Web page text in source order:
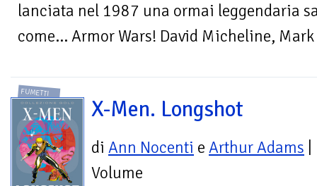
lanciata nel 1987 una ormai leggendaria
come... Armor Wars! David Micheline,
FUMETTI
X-Men. Longshot
di Ann Nocenti e Arthur Adams
Volume